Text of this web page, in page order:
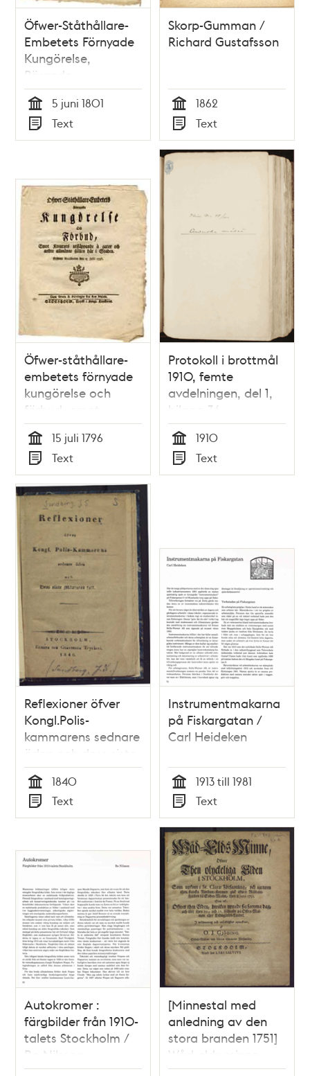
Öfwer-Ståthållare-
Embetets Förnyade
Kungörelse,
Rörande
Ränstenarnes
sopande och
sköljande under den
warmare årstiden.
Tid
5 juni 1801
Typ
Text
Skorp-Gumman /
Richard Gustafsson
Tid
1862
Typ
Text
Öfwer-ståthållare-
embetets förnyade
kungörelse och
förbud, emot
kreaturs
utsläppande å
gator och andre
allmänne ställen här
i staden. Gifwen
Stockholm den 15
julii 1796
Tid
15 juli 1796
Typ
Text
Protokoll i brottmål
1910, femte
avdelningen, del 1,
bilaga 36
Tid
1910
Typ
Text
Reflexioner öfver
Kongl.Polis-
kammarens sednare
öden och dess siste
mästares fall
Tid
1840
Typ
Text
Instrumentmakarna
på Fiskargatan /
Carl Heideken
Tid
1913 till 1981
Typ
Text
Autokromer :
färgbilder från 1910-
talets Stockholm /
Bo Nilsson
[Minnestal med
anledning av den
stora branden 1751]
Wåd-elds minne,
öfwer then